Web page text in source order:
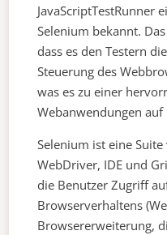
JavaScriptTestRunner
Selenium bekannt.
dass es den Testern
Steuerung des
was es zu einer
Webanwendungen
Selenium ist eine
WebDriver, IDE und
die Benutzer Zugriff
Browserverhaltens
Browsererweiterung,